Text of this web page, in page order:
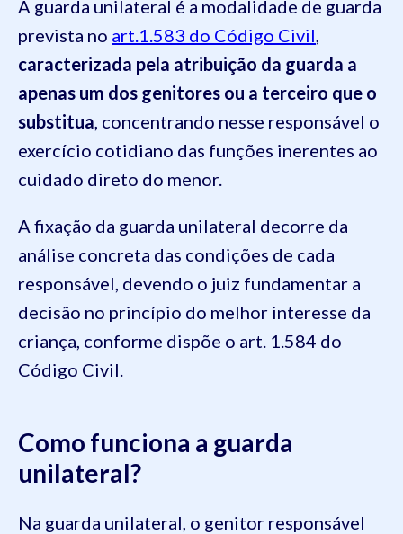
A guarda unilateral é a modalidade de guarda
prevista no art.1.583 do Código Civil
caracterizada pela atribuição da guarda a
apenas um dos genitores ou a terceiro que o
substitua , concentrando nesse responsável o
exercício cotidiano das funções inerentes ao
cuidado direto do menor.
A fixação da guarda unilateral decorre da
análise concreta das condições de cada
responsável, devendo o juiz fundamentar a
decisão no princípio do melhor interesse da
criança, conforme dispõe o art. 1.584 do
Código Civil.
Como funciona a guarda
unilateral?
Na guarda unilateral, o genitor responsável